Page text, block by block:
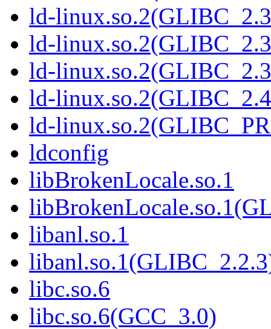
ld-
ld-
ld-
ld-
ld-
ldconfig
libBrokenLocale.so.1
libanl.so.1
libc.so.6
libc.so.6(GCC_3.0)